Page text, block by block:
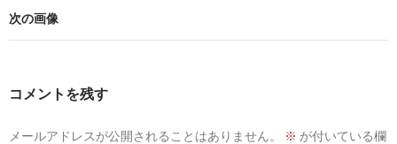
次の画像
コメントを残す
メールアドレスが公開されることはありません。 ※ が付いている欄